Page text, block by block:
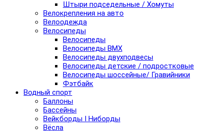
Штыри подседельные / Хомуты
Велокрепления на авто
Велоодежда
Велосипеды
Велосипеды
Велосипеды BMX
Велосипеды двухподвесы
Велосипеды детские / подростковые
Велосипеды шоссейные/ Гравийники
Фэтбайк
Водный спорт
Баллоны
Бассейны
Вейкборды I Ниборды
Вёсла